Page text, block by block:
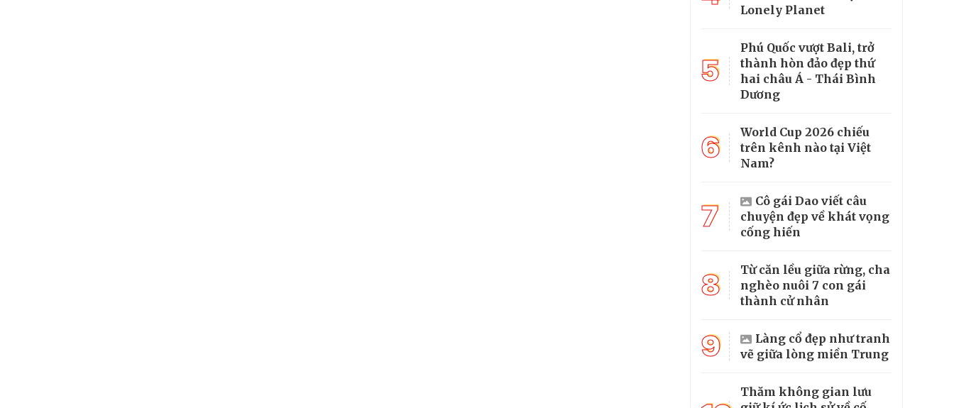
Lonely Planet
5
Phú Quốc vượt Bali, trở
thành hòn đảo đẹp thứ
hai châu Á - Thái Bình
Dương
6
World Cup 2026 chiếu
trên kênh nào tại Việt
Nam?
7
Cô gái Dao viết câu
chuyện đẹp về khát vọng
cống hiến
8
Từ căn lều giữa rừng, cha
nghèo nuôi 7 con gái
thành cử nhân
9
Làng cổ đẹp như tranh
vẽ giữa lòng miền Trung
Thăm không gian lưu